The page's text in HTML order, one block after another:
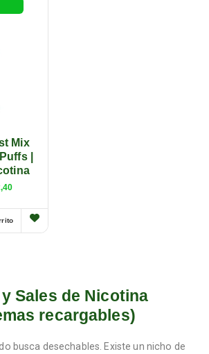
Mix
|
Sales de Nicotina
recargables)
busca desechables. Existe un nicho de